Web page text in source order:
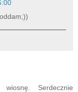
Serdecznie